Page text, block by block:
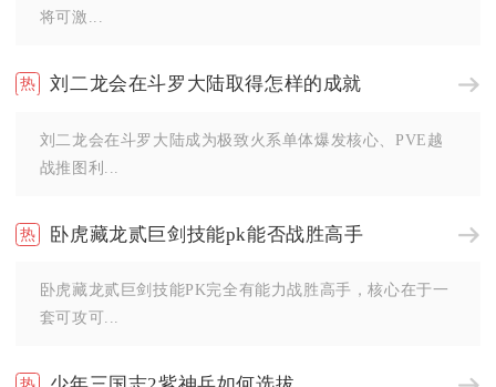
将可激...
刘二龙会在斗罗大陆取得怎样的成就
刘二龙会在斗罗大陆成为极致火系单体爆发核心、PVE越
战推图利...
卧虎藏龙贰巨剑技能pk能否战胜高手
卧虎藏龙贰巨剑技能PK完全有能力战胜高手，核心在于一
套可攻可...